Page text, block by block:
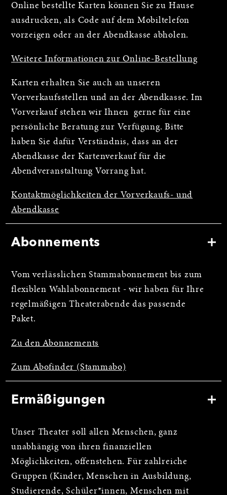
Online bestellte Karten können Sie zu Hause
ausdrucken, als Code auf dem Mobiltelefon
vorzeigen oder an der Abendkasse abholen.
Weitere Informationen zur Online-Bestellung
Karten erhalten Sie auch an unseren
Vorverkaufsstellen und an der Abendkasse. Im
Vorverkauf stehen wir Ihnen gerne für eine
persönliche Beratung zur Verfügung. Bitte
haben Sie dafür Verständnis, dass an der
Abendkasse der Kartenverkauf für die
Abendveranstaltung Vorrang hat.
Kontaktmöglichkeiten der Vorverkaufs- und
Abendkasse
Abonnements
Vom verlässlichen Stammabonnement bis zum
flexiblen Wahlabonnement - wir haben für Ihre
regelmäßigen Theaterabende das passende
Paket.
Zu den Abonnements
Zum Abofinder (Stammabo)
Ermäßigungen
Unser Theater soll allen Menschen, ganz
unabhängig von ihren finanziellen
Möglichkeiten, offenstehen. Für zahlreiche
Gruppen (Kinder, Menschen in Ausbildung,
Studierende, Schüler*innen, Menschen mit